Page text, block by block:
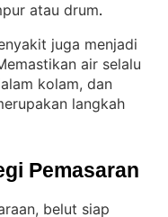
atau drum.
juga menjadi
air selalu
kolam, dan
langkah
Pemasaran
belut siap